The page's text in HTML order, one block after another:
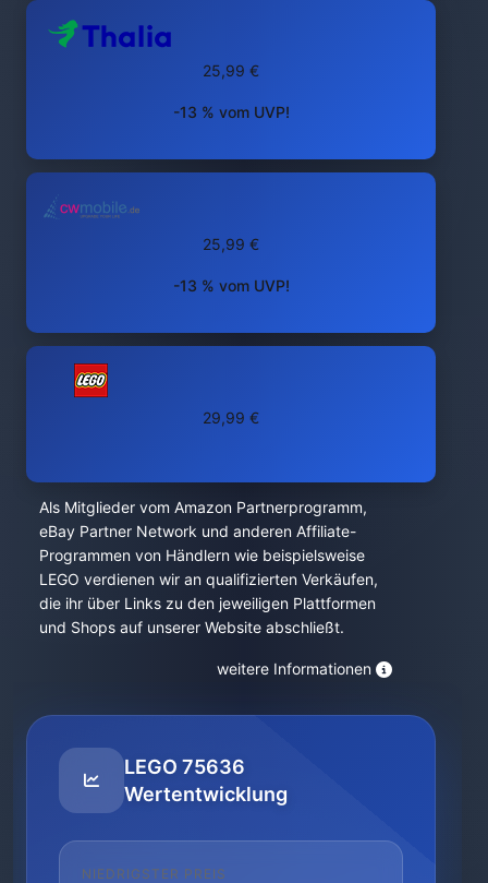
25,99 €
-13 % vom UVP!
25,99 €
-13 % vom UVP!
29,99 €
Als Mitglieder vom Amazon Partnerprogramm,
eBay Partner Network und anderen Affiliate-
Programmen von Händlern wie beispielsweise
LEGO verdienen wir an qualifizierten Verkäufen,
die ihr über Links zu den jeweiligen Plattformen
und Shops auf unserer Website abschließt.
weitere Informationen
LEGO 75636
Wertentwicklung
NIEDRIGSTER PREIS